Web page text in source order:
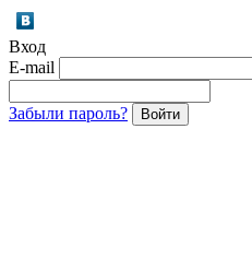
Вход
E-mail
Забыли пароль? Войти